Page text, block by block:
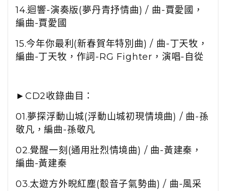
14.迴響-演奏版(夢丹青抒情曲) / 曲-賈愛國，
編曲-賈愛國
15.今年你最利(新春賀年特別曲) / 曲-丁天牧，
編曲-丁天牧，作詞-RG Fighter，演唱-自從
►CD2收錄曲目：
01.夢探浮動山城(浮動山城初現情境曲) / 曲-孫
敬凡，編曲-孫敬凡
02.覺醒一刻(通用壯烈情境曲) / 曲-黃建秦，
編曲-黃建秦
03.太遊方外睨紅塵(鷇音子氣勢曲) / 曲-風采